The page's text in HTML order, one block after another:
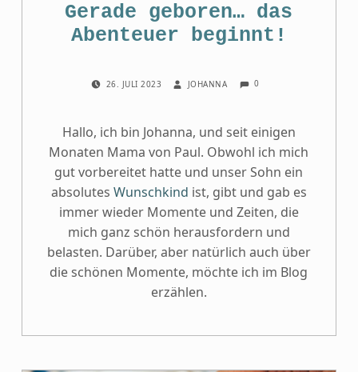
Gerade geboren… das
Abenteuer beginnt!
26. JULI 2023 JOHANNA 0
Hallo, ich bin Johanna, und seit einigen
Monaten Mama von Paul. Obwohl ich mich
gut vorbereitet hatte und unser Sohn ein
absolutes Wunschkind ist, gibt und gab es
immer wieder Momente und Zeiten, die
mich ganz schön herausfordern und
belasten. Darüber, aber natürlich auch über
die schönen Momente, möchte ich im Blog
erzählen.